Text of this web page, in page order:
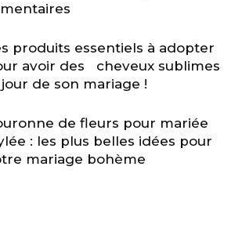
produits essentiels à adopter
avoir des cheveux sublimes
jour de son mariage !
de fleurs pour mariée
: les plus belles idées pour
mariage bohème